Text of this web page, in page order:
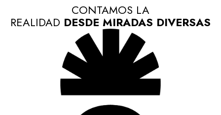
CONTAMOS LA
REALIDAD DESDE MIRADAS DIVERSAS